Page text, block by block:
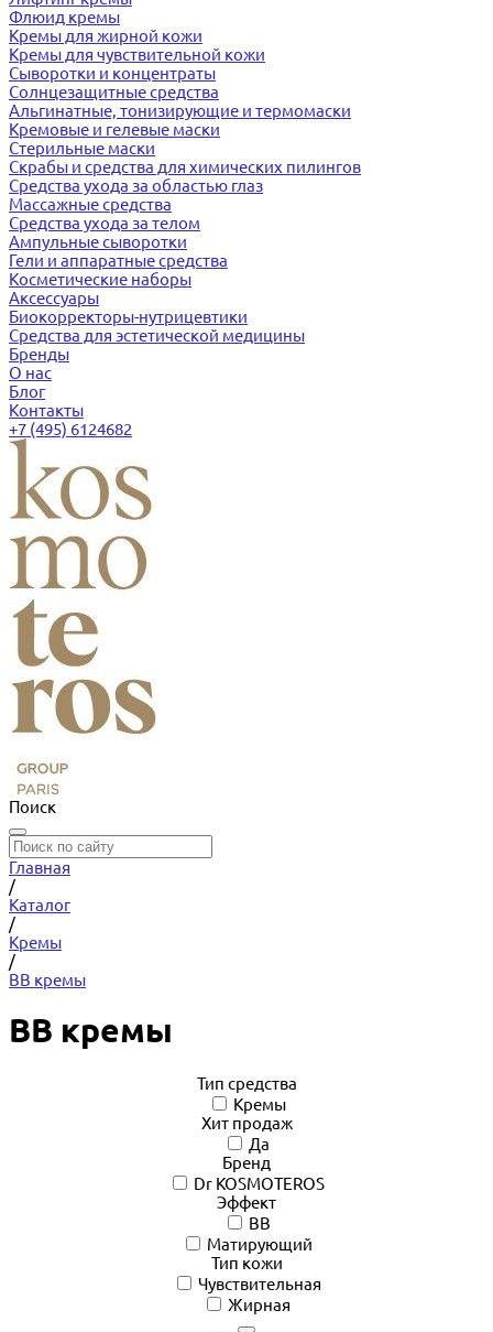
Флюид кремы
Кремы для жирной кожи
Кремы для чувствительной кожи
Сыворотки и концентраты
Солнцезащитные средства
Альгинатные, тонизирующие и термомаски
Кремовые и гелевые маски
Стерильные маски
Скрабы и средства для химических пилингов
Средства ухода за областью глаз
Массажные средства
Средства ухода за телом
Ампульные сыворотки
Гели и аппаратные средства
Косметические наборы
Аксессуары
Биокорректоры-нутрицевтики
Средства для эстетической медицины
Бренды
О нас
Блог
Контакты
+7 (495) 6124682
Поиск
Главная
/
Каталог
/
Кремы
/
BB кремы
BB кремы
Тип средства
Кремы
Хит продаж
Да
Бренд
Dr KOSMOTEROS
Эффект
BB
Матирующий
Тип кожи
Чувствительная
Жирная